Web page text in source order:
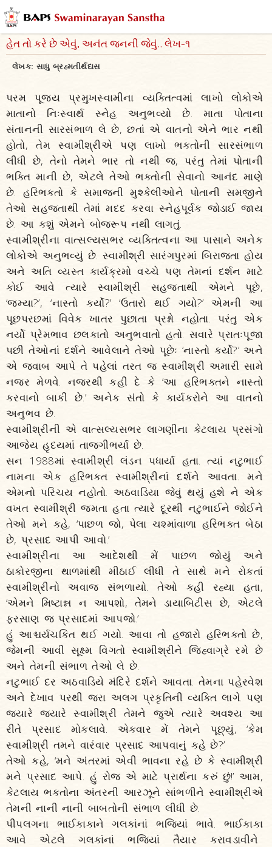
હેત તો કરે છે એવું, અનંત જનની જેવું.. લેખ-૧
લેખક: સાધુ બ્રહ્મતીર્થદાસ
પરમ પૂજ્ય પ્રમુખસ્વામીના વ્યક્તિત્વમાં લાખો લોકોએ
માતાનો નિઃસ્વાર્થ સ્નેહ અનુભવ્યો છે. માતા પોતાના
સંતાનની સારસંભાળ લે છે, છતાં એ વાતનો એને ભાર નથી
હોતો, તેમ સ્વામીશ્રીએ પણ લાખો ભક્તોની સારસંભાળ
લીધી છે, તેનો તેમને ભાર તો નથી જ, પરંતુ તેમાં પોતાની
ભક્તિ માની છે, એટલે તેઓ ભક્તોની સેવાનો આનંદ માણે
છે. હરિભક્તો કે સમાજની મુશ્કેલીઓને પોતાની સમજીને
તેઓ સહજતાથી તેમાં મદદ કરવા સ્નેહપૂર્વક જોડાઈ જાય
છે. આ કશું એમને બોજરૂપ નથી લાગતું.
સ્વામીશ્રીના વાત્સલ્યસભર વ્યક્તિત્વના આ પાસાને અનેક
લોકોએ અનુભવ્યું છે. સ્વામીશ્રી સારંગપુરમાં બિરાજતા હોય
અને અતિ વ્યસ્ત કાર્યક્રમો વચ્ચે પણ તેમનાં દર્શન માટે
કોઈ આવે ત્યારે સ્વામીશ્રી સહજતાથી એમને પૂછે,
‘જમ્યા?’, ‘નાસ્તો કર્યો?’ ‘ઉતારો થઈ ગયો?’ એમની આ
પૂછપરછમાં વિવેક ખાતર પુછાતા પ્રશ્નો નહોતા. પરંતુ એક
નર્યો પ્રેમભાવ છલકાતો અનુભવાતો હતો. સવારે પ્રાતઃપૂજા
પછી તેઓનાં દર્શને આવેલાને તેઓ પૂછેઃ ‘નાસ્તો કર્યો?’ અને
એ જવાબ આપે તે પહેલાં તરત જ સ્વામીશ્રી અમારી સામે
નજર મેળવે. નજરથી કહી દે કે ‘આ હરિભક્તને નાસ્તો
કરવાનો બાકી છે.’ અનેક સંતો કે કાર્યકરોને આ વાતનો
અનુભવ છે.
સ્વામીશ્રીની એ વાત્સલ્યસભર લાગણીના કેટલાય પ્રસંગો
આજેય હૃદયમાં તાજગીભર્યા છે.
સન 1988માં સ્વામીશ્રી લંડન પધાર્યા હતા. ત્યાં નટુભાઈ
નામના એક હરિભક્ત સ્વામીશ્રીનાં દર્શને આવતા. મને
એમનો પરિચય નહોતો. અઠવાડિયા જેવું થયું હશે ને એક
વખત સ્વામીશ્રી જમતા હતા ત્યારે દૂરથી નટુભાઈને જોઈને
તેઓ મને કહે, ‘પાછળ જો, પેલા ચશ્માંવાળા હરિભક્ત બેઠા
છે, પ્રસાદ આપી આવો.’
સ્વામીશ્રીના આ આદેશથી મેં પાછળ જોયું અને
ઠાકોરજીના થાળમાંથી મીઠાઈ લીધી તે સાથે મને રોકતાં
સ્વામીશ્રીનો અવાજ સંભળાયો. તેઓ કહી રહ્યા હતા,
‘એમને મિષ્ટાન્ન ન આપશો, તેેમને ડાયાબિટીસ છે, એટલે
ફરસાણ જ પ્રસાદમાં આપજો.’
હું આશ્ચર્યચકિત થઈ ગયો. આવા તો હજારો હરિભક્તો છે,
જેમની આવી સૂક્ષ્મ વિગતો સ્વામીશ્રીને જિહ્વાગ્રે રમે છે
અને તેમની સંભાળ તેઓ લે છે.
નટુભાઈ દર અઠવાડિયે મંદિરે દર્શને આવતા. તેમના પહેરવેશ
અને દેખાવ પરથી જરા અલગ પ્રકૃતિની વ્યક્તિ લાગે. પણ
જ્યારે જ્યારે સ્વામીશ્રી તેમને જુએ ત્યારે અવશ્ય આ
રીતે પ્રસાદ મોકલાવે. એકવાર મેં તેમને પૂછ્યું, ‘કેમ
સ્વામીશ્રી તમને વારંવાર પ્રસાદ આપવાનું કહે છે?’
તેઓ કહે, ‘મને અંતરમાં એવી ભાવના રહે છે કે સ્વામીશ્રી
મને પ્રસાદ આપે. હું રોજ એ માટે પ્રાર્થના કરું છું!’ આમ,
કેટલાય ભક્તોના અંતરની આરઝૂને સાંભળીને સ્વામીશ્રીએ
તેમની નાની નાની બાબતોની સંભાળ લીધી છે.
પીપલગના ભાઈકાકાને ગલકાંનાં ભજિયાં ભાવે. ભાઈકાકા
આવે એટલે ગલકાંનાં ભજિયાં તૈયાર કરાવડાવીને